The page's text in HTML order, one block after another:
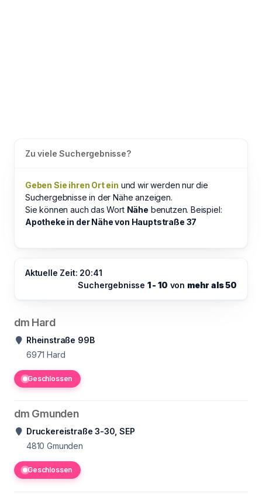
Zu viele Suchergebnisse?
Geben Sie ihren Ort ein und wir werden nur die
Suchergebnisse in der Nähe anzeigen.
Sie können auch das Wort Nähe benutzen. Beispiel:
Apotheke in der Nähe von Hauptstraße 37
Aktuelle Zeit: 20:41
Suchergebnisse 1 - 10 von mehr als 50
dm Hard
Rheinstraße 99B
6971 Hard
Geschlossen
dm Gmunden
Druckereistraße 3-30, SEP
4810 Gmunden
Geschlossen